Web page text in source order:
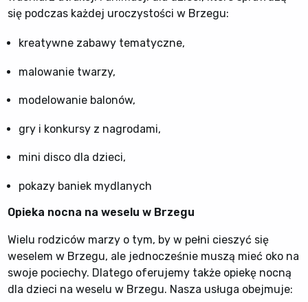
się podczas każdej uroczystości w Brzegu:
kreatywne zabawy tematyczne,
malowanie twarzy,
modelowanie balonów,
gry i konkursy z nagrodami,
mini disco dla dzieci,
pokazy baniek mydlanych
Opieka nocna na weselu w Brzegu
Wielu rodziców marzy o tym, by w pełni cieszyć się
weselem w Brzegu, ale jednocześnie muszą mieć oko na
swoje pociechy. Dlatego oferujemy także opiekę nocną
dla dzieci na weselu w Brzegu. Nasza usługa obejmuje: